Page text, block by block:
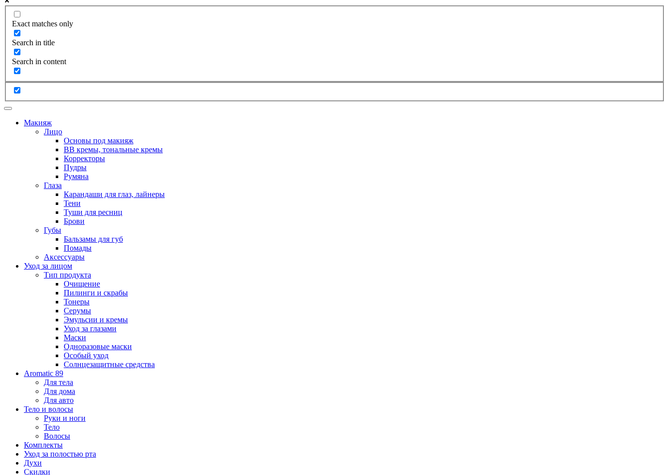
Exact matches only
Search in title
Search in content
Макияж
Лицо
Основы под макияж
BB кремы, тональные кремы
Корректоры
Пудры
Румяна
Глаза
Карандаши для глаз, лайнеры
Тени
Туши для ресниц
Брови
Губы
Бальзамы для губ
Помады
Аксессуары
Уход за лицом
Тип продукта
Очищение
Пилинги и скрабы
Тонеры
Серумы
Эмульсии и кремы
Уход за глазами
Маски
Одноразовые маски
Особый уход
Солнцезащитные средства
Aromatic 89
Для тела
Для дома
Для авто
Тело и волосы
Руки и ноги
Тело
Волосы
Комплекты
Уход за полостью рта
Духи
Скидки